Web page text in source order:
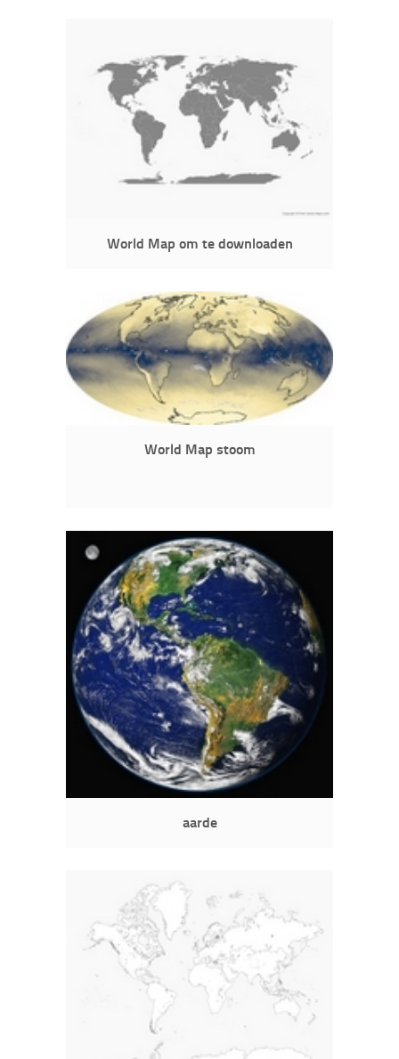
World Map om te downloaden
World Map stoom
aarde